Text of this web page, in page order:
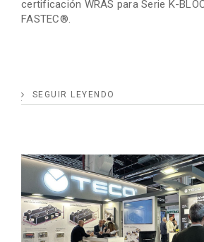
certificación WRAS para Serie K-
FASTEC®.
SEGUIR LEYENDO